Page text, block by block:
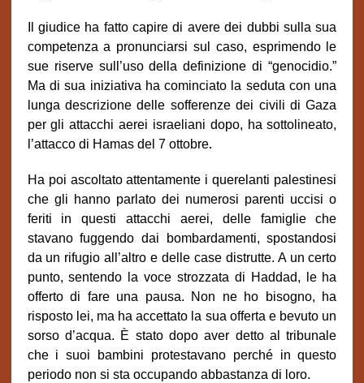
Il giudice ha fatto capire di avere dei dubbi sulla sua
competenza a pronunciarsi sul caso, esprimendo le
sue riserve sull’uso della definizione di “genocidio.”
Ma di sua iniziativa ha cominciato la seduta con una
lunga descrizione delle sofferenze dei civili di Gaza
per gli attacchi aerei israeliani dopo, ha sottolineato,
l’attacco di Hamas del 7 ottobre.
Ha poi ascoltato attentamente i querelanti palestinesi
che gli hanno parlato dei numerosi parenti uccisi o
feriti in questi attacchi aerei, delle famiglie che
stavano fuggendo dai bombardamenti, spostandosi
da un rifugio all’altro e delle case distrutte. A un certo
punto, sentendo la voce strozzata di Haddad, le ha
offerto di fare una pausa. Non ne ho bisogno, ha
risposto lei, ma ha accettato la sua offerta e bevuto un
sorso d’acqua. È stato dopo aver detto al tribunale
che i suoi bambini protestavano perché in questo
periodo non si sta occupando abbastanza di loro.